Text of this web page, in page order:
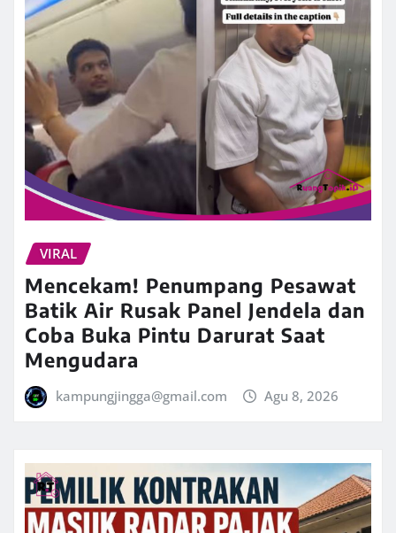
VIRAL
Mencekam! Penumpang Pesawat
Batik Air Rusak Panel Jendela dan
Coba Buka Pintu Darurat Saat
Mengudara
kampungjingga@gmail.com Agu 8, 2026